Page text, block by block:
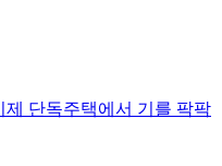
단독주택에서 기를 팍팍